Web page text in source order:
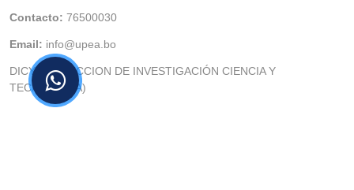
Contacto: 76500030
Email: info@upea.bo
DICYT (DIRECCION DE INVESTIGACIÓN CIENCIA Y
TECNOLOGIA)